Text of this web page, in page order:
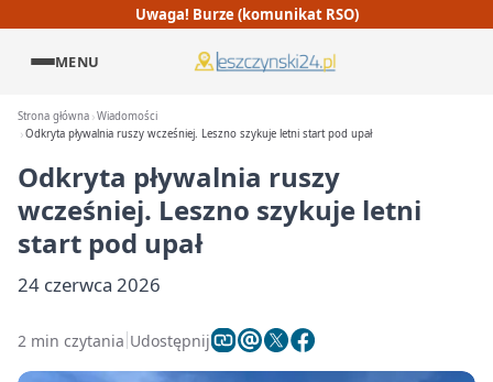
Uwaga! Burze (komunikat RSO)
MENU
Strona główna Wiadomości
Odkryta pływalnia ruszy wcześniej. Leszno szykuje letni start pod upał
Odkryta pływalnia ruszy
wcześniej. Leszno szykuje letni
start pod upał
24 czerwca 2026
2 min czytania Udostępnij